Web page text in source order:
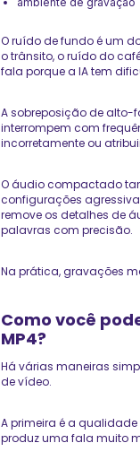
O ruído de fundo é um
o trânsito, o ruído do
fala porque a IA tem
A sobreposição de alto-
interrompem com
incorretamente ou
O áudio compactado
configurações
remove os detalhes de
palavras com precisão.
Na prática, gravações
Como você
MP4?
Há várias maneiras
de vídeo.
A primeira é a
produz uma fala muito